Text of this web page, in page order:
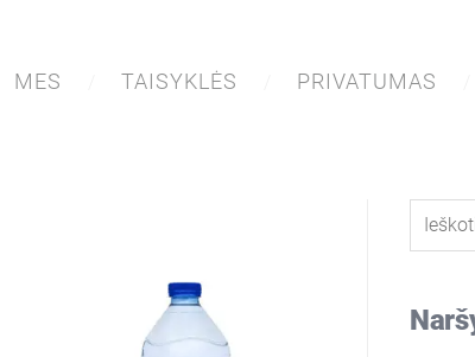
MES TAISYKLĖS PRIVATUMAS